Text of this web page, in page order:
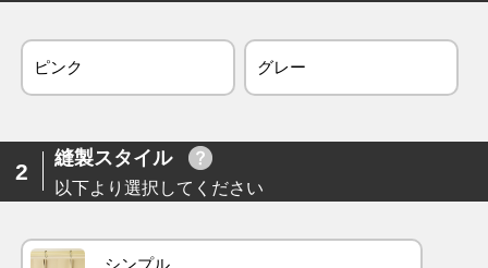
ピンク グレー
2
縫製スタイル
以下より選択してください